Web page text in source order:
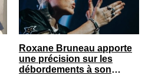
Roxane Bruneau apporte
une précision sur les
débordements à son